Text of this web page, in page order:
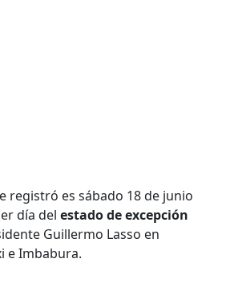
registró es sábado 18 de junio
día delestado de excepción
Guillermo Lasso en
e Imbabura.